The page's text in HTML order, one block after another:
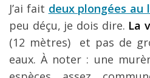
J’ai fait deux plongées au
peu déçu, je dois dire. La
(12 mètres) et pas de
eaux. À noter : une